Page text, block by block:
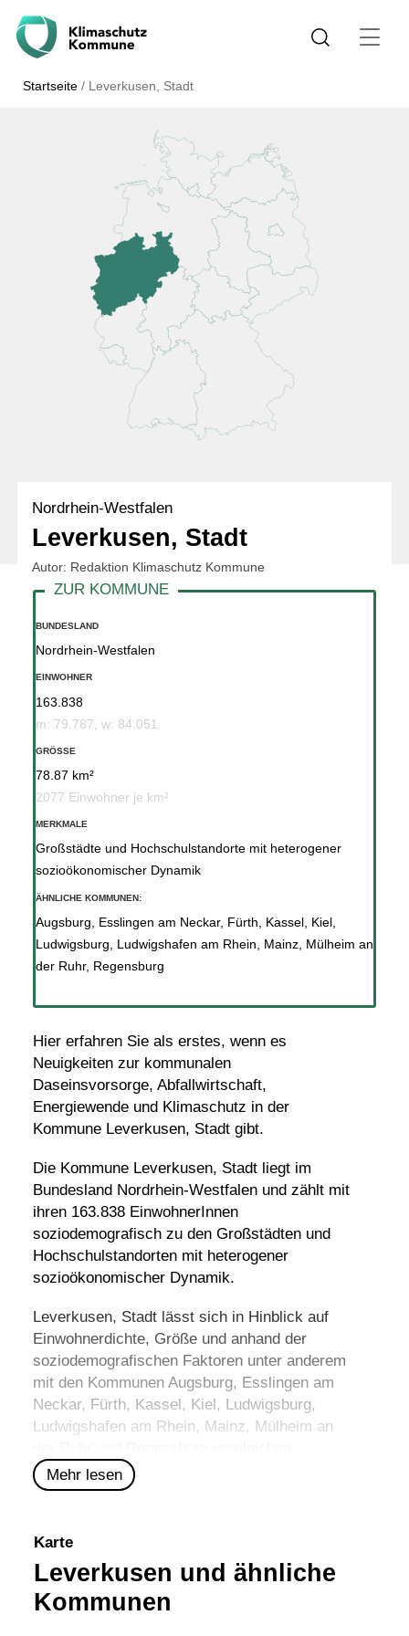
Startseite / Leverkusen, Stadt
Nordrhein-Westfalen
Leverkusen, Stadt
Autor: Redaktion Klimaschutz Kommune
Hier erfahren Sie als erstes, wenn es
Neuigkeiten zur kommunalen
Daseinsvorsorge, Abfallwirtschaft,
Energiewende und Klimaschutz in der
Kommune Leverkusen, Stadt gibt.
Die Kommune Leverkusen, Stadt liegt im
Bundesland Nordrhein-Westfalen und zählt mit
ihren 163.838 EinwohnerInnen
soziodemografisch zu den Großstädten und
Hochschulstandorten mit heterogener
sozioökonomischer Dynamik.
Leverkusen, Stadt lässt sich in Hinblick auf
Einwohnerdichte, Größe und anhand der
soziodemografischen Faktoren unter anderem
mit den Kommunen Augsburg, Esslingen am
Neckar, Fürth, Kassel , Kiel , Ludwigsburg,
Ludwigshafen am Rhein, Mainz , Mülheim an
Mehr lesen
BUNDESLAND
Nordrhein-Westfalen
EINWOHNER
163.838
m: 79.787, w: 84.051
GRÖSSE
78.87 km²
2077 Einwohner je km²
MERKMALE
Großstädte und Hochschulstandorte mit heterogener
sozioökonomischer Dynamik
ÄHNLICHE KOMMUNEN:
Augsburg Esslingen am Neckar, Fürth Kassel, Kiel,
Ludwigsburg
Ludwigshafen am Rhein Mainz, Mülheim an
der Ruhr, Regensburg
Karte
Leverkusen und ähnliche
Kommunen